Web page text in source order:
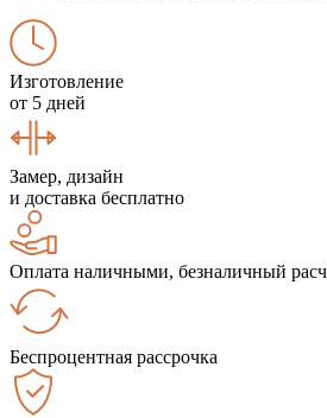
Изготовление
от 5 дней
Замер, дизайн
и доставка бесплатно
Оплата наличными, безналичный
Беспроцентная рассрочка